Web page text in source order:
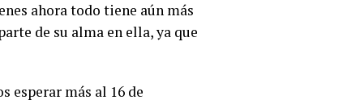
ahora todo tiene aún más
de su alma en ella, ya que
esperar más al 16 de